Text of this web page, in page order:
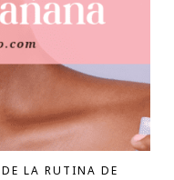
LA RUTINA DE